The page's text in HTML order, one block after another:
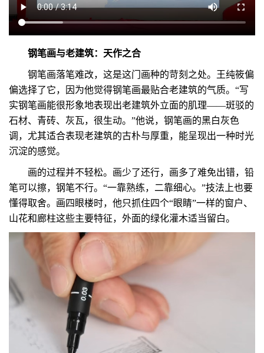
钢笔画与老建筑：天作之合
钢笔画落笔难改，这是这门画种的苛刻之处。王纯筱偏
偏选择了它，因为他觉得钢笔画最贴合老建筑的气质。“写
实钢笔画能很形象地表现出老建筑外立面的肌理——斑驳的
石材、青砖、灰瓦，很生动。”他说，钢笔画的黑白灰色
调，尤其适合表现老建筑的古朴与厚重，能呈现出一种时光
沉淀的感觉。
画的过程并不轻松。画少了还行，画多了难免出错，铅
笔可以擦，钢笔不行。“一靠熟练，二靠细心。”技法上也要
懂得取舍。画四眼楼时，他只抓住四个“眼睛”一样的窗户、
山花和廊柱这些主要特征，外面的绿化灌木适当留白。